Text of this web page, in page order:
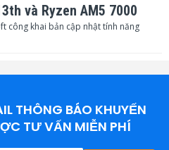
và Ryzen AM5 7000
công khai bản cập nhật tính năng
THÔNG BÁO KHUYẾN
TƯ VẤN MIỄN PHÍ